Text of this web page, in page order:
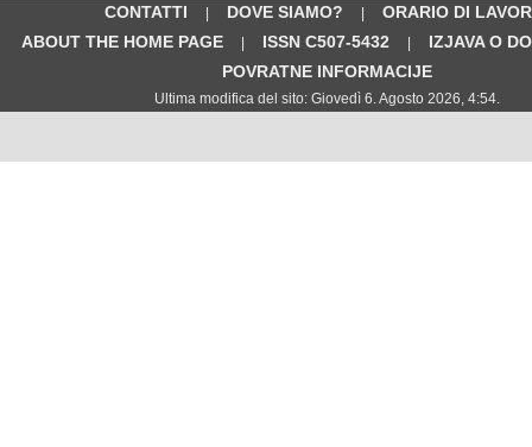
CONTATTI | DOVE SIAMO? |
ORARIO DI
ABOUT THE HOME PAGE
| ISSN C507-5432 |
IZJAVA O
POVRATNE INFORMACIJE
Ultima modifica del sito: Giovedì 6. Agosto 2026, 4:54.